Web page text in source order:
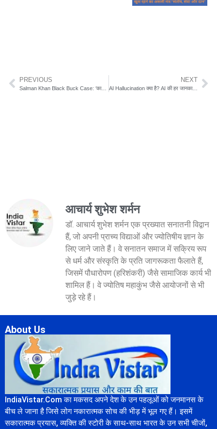
PREVIOUS
Salman Khan Black Buck Case: ‘काला हिरण: बैटल फॉर लिगेसी’ फिल्म विवाद क्या है? जानिए पूरी कहानी
NEXT
AI Hallucination क्या है? AI की हर जानकारी पर भरोसा करना क्यों खतरनाक हो सकता है
आचार्य शुभेश शर्मन
डॉ. आचार्य शुभेश शर्मन एक प्रख्यात सनातनी विद्वान
हैं, जो अपनी प्राच्य विद्याओं और ज्योतिषीय ज्ञान के
लिए जाने जाते हैं। वे सनातन समाज में सक्रिय रूप
से धर्म और संस्कृति के प्रति जागरूकता फैलाते हैं,
जिसमें पौधारोपण (हरिशंकरी) जैसे सामाजिक कार्य भी
शामिल हैं। वे ज्योतिष महाकुंभ जैसे आयोजनों से भी
जुड़े रहे हैं।
About Us
IndiaVistar.Com का मकसद अपने देश के उन पहलूओं को जनमानस के
बीच ले जाना है जिसे लोग नकारात्मक सोच की भीड़ में भूल गए हैं। इसमें
सकारात्मक प्रयास, व्यक्ति की स्टोरी के साथ-साथ भारत के उन सभी चीजों,